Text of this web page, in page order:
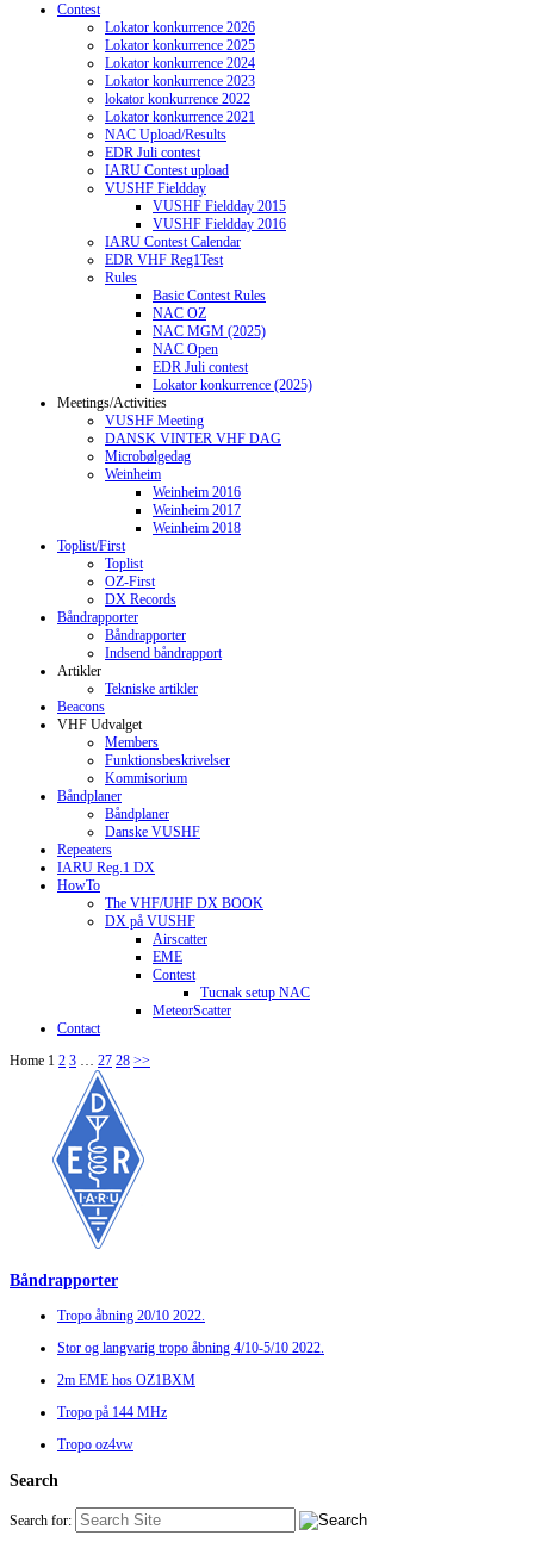
Contest
Lokator konkurrence 2026
Lokator konkurrence 2025
Lokator konkurrence 2024
Lokator konkurrence 2023
lokator konkurrence 2022
Lokator konkurrence 2021
NAC Upload/Results
EDR Juli contest
IARU Contest upload
VUSHF Fieldday
VUSHF Fieldday 2015
VUSHF Fieldday 2016
IARU Contest Calendar
EDR VHF Reg1Test
Rules
Basic Contest Rules
NAC OZ
NAC MGM (2025)
NAC Open
EDR Juli contest
Lokator konkurrence (2025)
Meetings/Activities
VUSHF Meeting
DANSK VINTER VHF DAG
Microbølgedag
Weinheim
Weinheim 2016
Weinheim 2017
Weinheim 2018
Toplist/First
Toplist
OZ-First
DX Records
Båndrapporter
Båndrapporter
Indsend båndrapport
Artikler
Tekniske artikler
Beacons
VHF Udvalget
Members
Funktionsbeskrivelser
Kommisorium
Båndplaner
Båndplaner
Danske VUSHF
Repeaters
IARU Reg.1 DX
HowTo
The VHF/UHF DX BOOK
DX på VUSHF
Airscatter
EME
Contest
Tucnak setup NAC
MeteorScatter
Contact
Home 1 2 3 … 27 28 >>
Båndrapporter
Tropo åbning 20/10 2022.
Stor og langvarig tropo åbning 4/10-5/10 2022.
2m EME hos OZ1BXM
Tropo på 144 MHz
Tropo oz4vw
Search
Search for: